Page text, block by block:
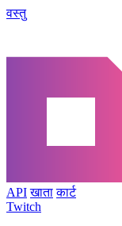
वस्तु
API खाता कार्ट
Twitch